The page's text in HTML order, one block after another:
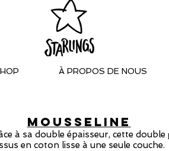
À PROPOS DE NOUS
MOUSSELINE
à sa double épaisseur, cette
en coton lisse à une seule couche.